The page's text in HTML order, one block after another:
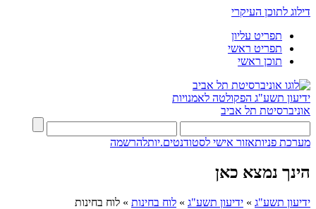
דילוג לתוכן העיקרי
תפריט עליון
תפריט ראשי
תוכן ראשי
ידיעון תשע"ג הפקולטה לאמנויות
אוניברסיטת תל אביב
מערכת פניותאזור אישי לסטודנטים.יותלהרשמה
הינך נמצא כאן
ידיעון תשע"ג » ידיעון תשע"ג » לוח בחינות » לוח בחינות